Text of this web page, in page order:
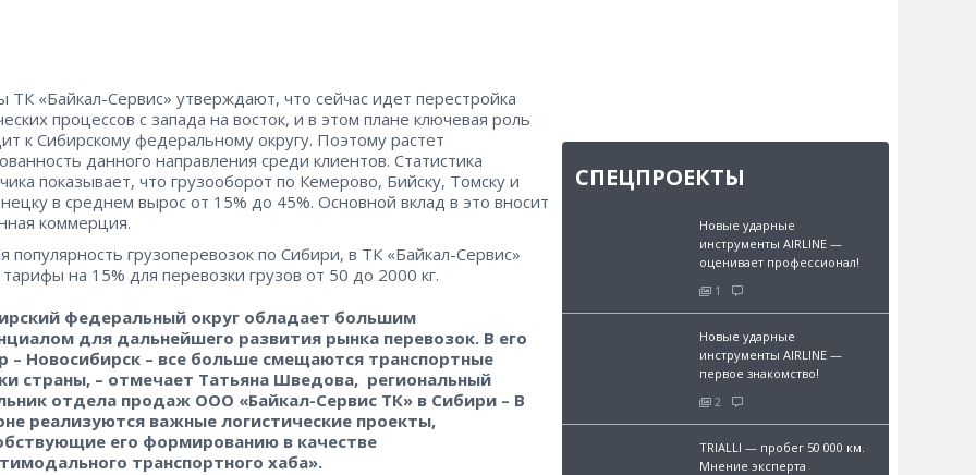
ТК «Байкал-Сервис» утверждают, что сейчас идет перестройка
процессов с запада на восток, и в этом плане ключевая роль
к Сибирскому федеральному округу. Поэтому растет
данного направления среди клиентов. Статистика
показывает, что грузооборот по Кемерово, Бийску, Томску и
в среднем вырос от 15% до 45%. Основной вклад в это вносит
коммерция.
популярность грузоперевозок по Сибири, в ТК «Байкал-Сервис»
на 15% для перевозки грузов от 50 до 2000 кг.
федеральный округ обладает большим
для дальнейшего развития рынка перевозок. В его
– Новосибирск – все больше смещаются транспортные
страны, – отмечает Татьяна Шведова, региональный
отдела продаж ООО «Байкал-Сервис ТК» в Сибири – В
реализуются важные логистические проекты,
его формированию в качестве
транспортного хаба».
СПЕЦПРОЕКТЫ
Новые ударные
инструменты AIRLINE —
оценивает профессионал!
1
Новые ударные
инструменты AIRLINE —
первое знакомство!
2
TRIALLI — пробег 50 000 км.
Мнение эксперта